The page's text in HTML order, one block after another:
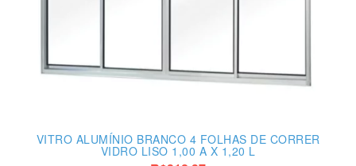
VITRO ALUMÍNIO BRANCO 4 FOLHAS DE CORRER
VIDRO LISO 1,00 A X 1,20 L